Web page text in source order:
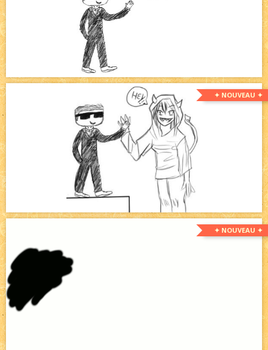
✦ NOUVEAU ✦
✦ NOUVEAU ✦